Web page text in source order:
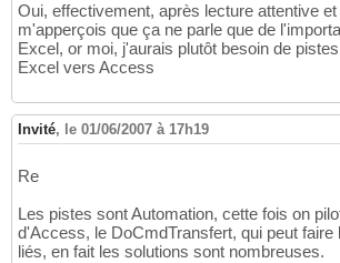
Oui, effectivement, après lecture attentive
m'apperçois que ça ne parle que de
Excel, or moi, j'aurais plutôt besoin de
Excel vers Access
Invité, le 01/06/2007 à 17h19
Re
Les pistes sont Automation, cette fois on
d'Access, le DoCmdTransfert, qui peut faire
liés, en fait les solutions sont nombreuses.